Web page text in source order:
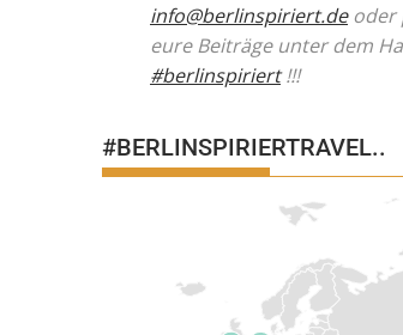
info@berlinspiriert.deoder
eure Beiträge unter dem
#berlinspiriert!!!
#BERLINSPIRIERTRAVEL..